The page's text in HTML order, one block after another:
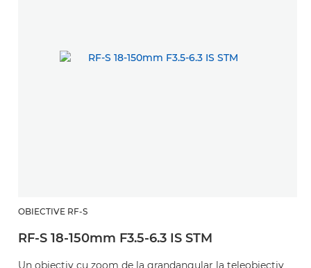
OBIECTIVE RF-S
RF-S 18-150mm F3.5-6.3 IS STM
Un obiectiv cu zoom de la grandangular la teleobiectiv